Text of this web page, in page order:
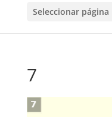
Seleccionar página
7